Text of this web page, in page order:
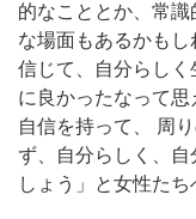
的なこととか、常
な場面もあるかも
信じて、自分らし
に良かったなって
自信を持って、 周
ず、自分らしく、自
しょう」と女性たち